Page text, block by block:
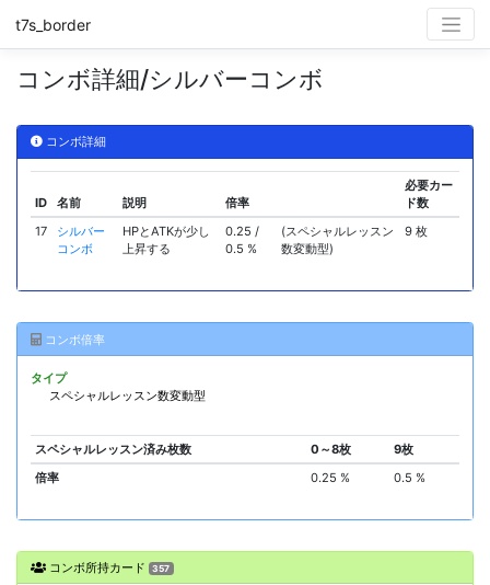
t7s_border
コンボ詳細/シルバーコンボ
コンボ詳細
ID 名前 説明 倍率
必要カー
ド数
17
シルバー
コンボ
HPとATKが少し
上昇する
0.25 /
0.5 %
(スペシャルレッスン
数変動型)
9 枚
コンボ倍率
タイプ
スペシャルレッスン数変動型
スペシャルレッスン済み枚数 0～8枚
9枚
倍率
0.25 % 0.5 %
コンボ所持カード 357